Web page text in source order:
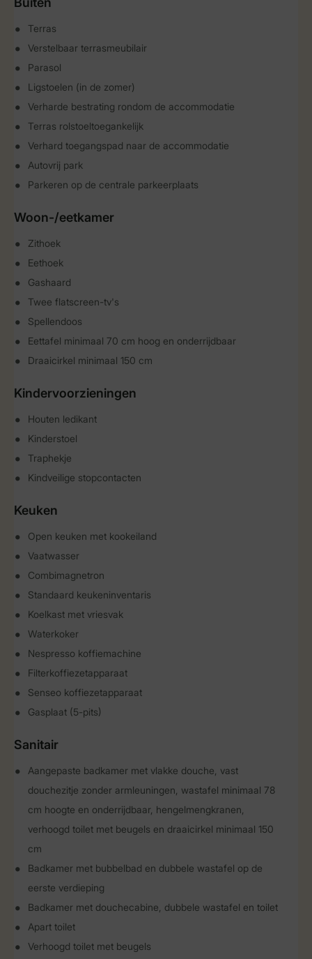
Terras
Verstelbaar terrasmeubilair
Parasol
Ligstoelen (in de zomer)
Verharde bestrating rondom de accommodatie
Terras rolstoeltoegankelijk
Verhard toegangspad naar de accommodatie
Autovrij park
Parkeren op de centrale parkeerplaats
Woon-/eetkamer
Zithoek
Eethoek
Gashaard
Twee flatscreen-tv's
Spellendoos
Eettafel minimaal 70 cm hoog en onderrijdbaar
Draaicirkel minimaal 150 cm
Kindervoorzieningen
Houten ledikant
Kinderstoel
Traphekje
Kindveilige stopcontacten
Keuken
Open keuken met kookeiland
Vaatwasser
Combimagnetron
Standaard keukeninventaris
Koelkast met vriesvak
Waterkoker
Nespresso koffiemachine
Filterkoffiezetapparaat
Senseo koffiezetapparaat
Gasplaat (5-pits)
Sanitair
Aangepaste badkamer met vlakke douche, vast
douchezitje zonder armleuningen, wastafel minimaal 78
cm hoogte en onderrijdbaar, hengelmengkranen,
verhoogd toilet met beugels en draaicirkel minimaal 150
cm
Badkamer met bubbelbad en dubbele wastafel op de
eerste verdieping
Badkamer met douchecabine, dubbele wastafel en toilet
Apart toilet
Verhoogd toilet met beugels